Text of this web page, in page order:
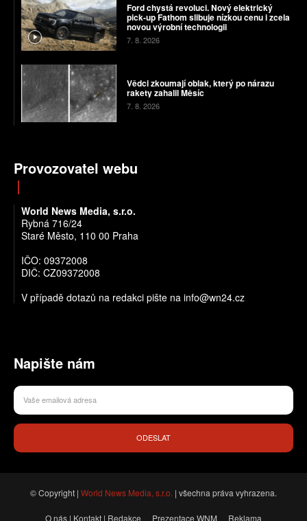
Ford chystá revoluci. Nový elektrický
pick-up Fathom slibuje nízkou cenu i zcela
novou výrobní technologii
7. 8. 2026
Vědci zkoumají oblak, který po nárazu
rakety zahalil Měsíc
7. 8. 2026
Provozovatel webu
World News Media, s.r.o.
Rybná 716/24
Staré Město, 110 00 Praha
IČO: 09372008
DIČ: CZ09372008
V případě dotazů na redakci pište na info@wn24.cz
Napište nám
ODESLAT
© Copyright | World News Media, s.r.o. | všechna práva vyhrazena.
O nás | Kontakt | Redakce Prezentace WNM Reklama